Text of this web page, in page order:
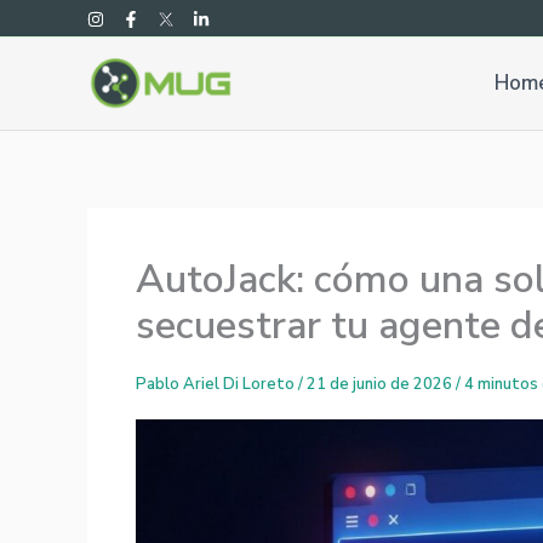
al
AutoJack: cómo una
secuestrar tu agente
Pablo Ariel Di Loreto /21 de junio de 2026 /4